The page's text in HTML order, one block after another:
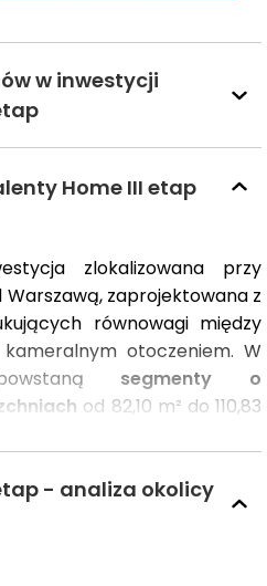
w inwestycji
Home III etap
zlokalizowana przy
zaprojektowana z
równowagi między
otoczeniem. W
segmenty o
od 82,10 m² do 110,83
oczekiwaniom rynku.
rozwiązań, takich jak
się na wysoką efektywność
- analiza okolicy